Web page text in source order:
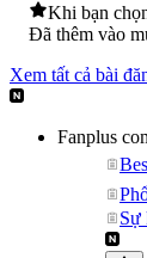
Khi bạn
Đã thêm vào
Xem tất cả bài
Fanplus
Sự